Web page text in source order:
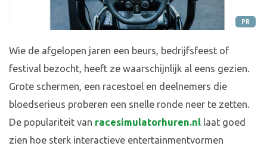
PR
Wie de afgelopen jaren een beurs, bedrijfsfeest of
festival bezocht, heeft ze waarschijnlijk al eens gezien.
Grote schermen, een racestoel en deelnemers die
bloedserieus proberen een snelle ronde neer te zetten.
De populariteit van racesimulatorhuren.nl laat goed
zien hoe sterk interactieve entertainmentvormen